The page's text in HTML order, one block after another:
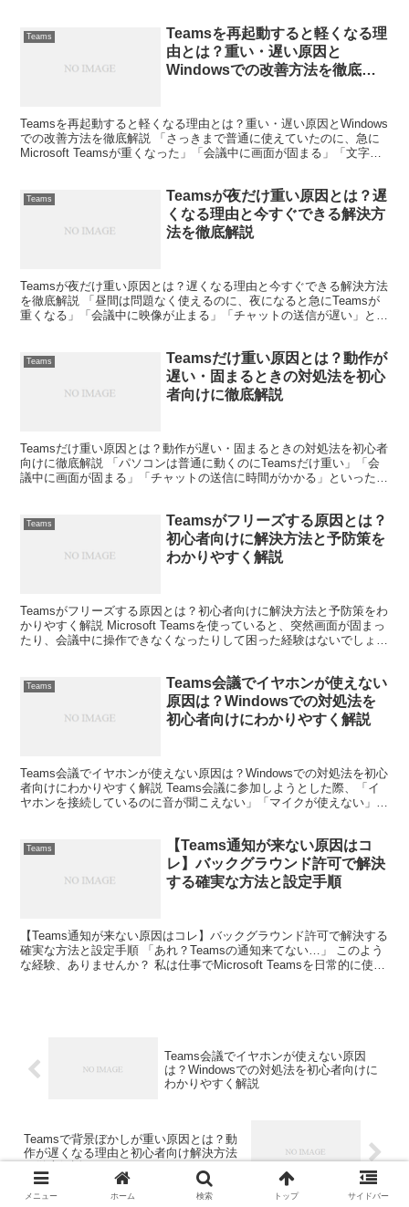
Teams
Teamsを再起動すると軽くなる理
由とは？重い・遅い原因と
Windowsでの改善方法を徹底解
Teamsを再起動すると軽くなる理由とは？重い・遅い原因とWindows
での改善方法を徹底解説 「さっきまで普通に使えていたのに、急に
Microsoft Teamsが重くなった」「会議中に画面が固まる」「文字入
Teams
Teamsが夜だけ重い原因とは？遅
くなる理由と今すぐできる解決方
法を徹底解説
Teamsが夜だけ重い原因とは？遅くなる理由と今すぐできる解決方法
を徹底解説 「昼間は問題なく使えるのに、夜になると急にTeamsが
重くなる」「会議中に映像が止まる」「チャットの送信が遅い」と困
Teams
Teamsだけ重い原因とは？動作が
遅い・固まるときの対処法を初心
者向けに徹底解説
Teamsだけ重い原因とは？動作が遅い・固まるときの対処法を初心者
向けに徹底解説 「パソコンは普通に動くのにTeamsだけ重い」「会
議中に画面が固まる」「チャットの送信に時間がかかる」といった悩
Teams
Teamsがフリーズする原因とは？
初心者向けに解決方法と予防策を
わかりやすく解説
Teamsがフリーズする原因とは？初心者向けに解決方法と予防策をわ
かりやすく解説 Microsoft Teamsを使っていると、突然画面が固まっ
たり、会議中に操作できなくなったりして困った経験はないでしょう
Teams
Teams会議でイヤホンが使えない
原因は？Windowsでの対処法を
初心者向けにわかりやすく解説
Teams会議でイヤホンが使えない原因は？Windowsでの対処法を初心
者向けにわかりやすく解説 Teams会議に参加しようとした際、「イ
ヤホンを接続しているのに音が聞こえない」「マイクが使えない」
Teams
【Teams通知が来ない原因はコ
レ】バックグラウンド許可で解決
する確実な方法と設定手順
【Teams通知が来ない原因はコレ】バックグラウンド許可で解決する
確実な方法と設定手順 「あれ？Teamsの通知来てない…」 このよう
な経験、ありませんか？ 私は仕事でMicrosoft Teamsを日常的に使っ
Teams会議でイヤホンが使えない原因
は？Windowsでの対処法を初心者向けに
わかりやすく解説
Teamsで背景ぼかしが重い原因とは？動
作が遅くなる理由と初心者向け解決方法
を徹底解説
メニュー ホーム 検索 トップ サイドバー